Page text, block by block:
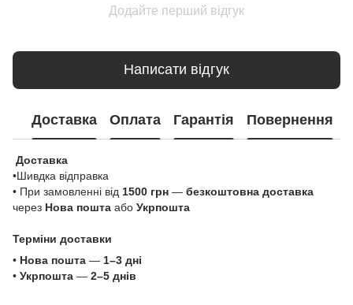
Додайте перший відгук
Написати відгук
Доставка Оплата Гарантія Повернення
Доставка
•Шивдка відправка
• При замовленні від 1500 грн — безкоштовна доставка
через Нова пошта або Укрпошта
Терміни доставки
• Нова пошта — 1–3 дні
• Укрпошта — 2–5 днів